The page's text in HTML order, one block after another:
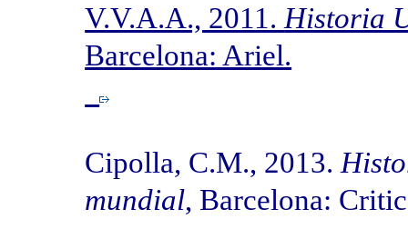
V.V.A.A., 2011. Historia
Barcelona: Ariel.
Cipolla, C.M., 2013.
mundial, Barcelona: